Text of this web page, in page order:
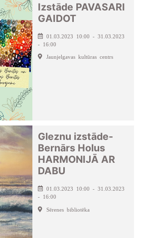
Izstāde PAVASARI
GAIDOT
01.03.2023 10:00 - 31.03.2023
- 16:00
Jaunjelgavas kultūras centrs
Gleznu izstāde-
Bernārs Holus
HARMONIJĀ AR
DABU
01.03.2023 10:00 - 31.03.2023
- 16:00
Sērenes bibliotēka